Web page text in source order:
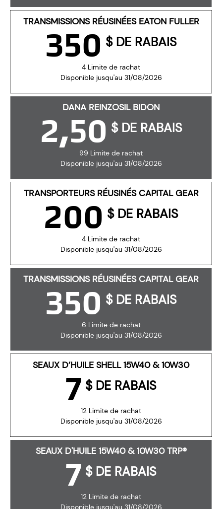
TRANSMISSIONS RÉUSINÉES EATON FULLER
4 Limite de rachat
Disponible jusqu'au 31/08/2026
350 $ DE RABAIS
DANA REINZOSIL BIDON
99 Limite de rachat
Disponible jusqu'au 31/08/2026
2,50 $ DE RABAIS
TRANSPORTEURS RÉUSINÉS CAPITAL GEAR
4 Limite de rachat
Disponible jusqu'au 31/08/2026
200 $ DE RABAIS
TRANSMISSIONS RÉUSINÉES CAPITAL GEAR
6 Limite de rachat
Disponible jusqu'au 31/08/2026
350 $ DE RABAIS
SEAUX D’HUILE SHELL 15W40 & 10W30
12 Limite de rachat
Disponible jusqu'au 31/08/2026
7 $ DE RABAIS
SEAUX D'HUILE 15W40 & 10W30 TRP®
12 Limite de rachat
Disponible jusqu'au 31/08/2026
7 $ DE RABAIS